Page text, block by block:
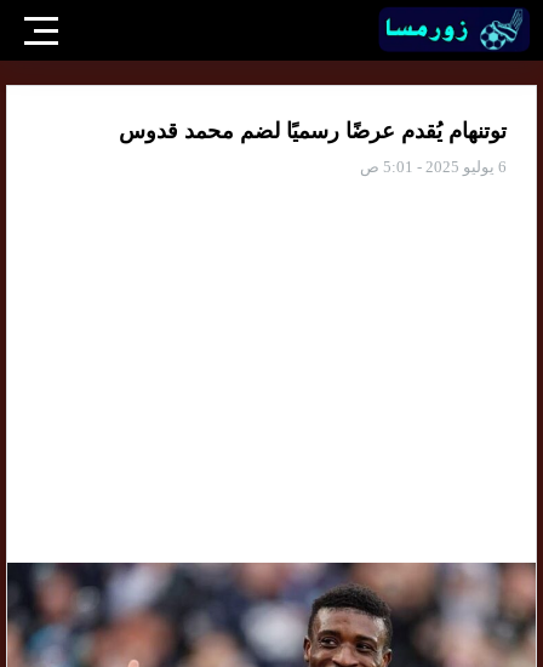
توتنهام يُقدم عرضًا رسميًا لضم محمد قدوس
6 يوليو 2025 - 5:01 ص